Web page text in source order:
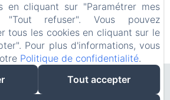
EN FR
Créé par Amenitiz
en cliquant sur "Paramétrer mes
"Tout refuser". Vous pouvez
tous les cookies en cliquant sur le
Pour plus d'informations, vous
Politique de confidentialité.
Tout accepter